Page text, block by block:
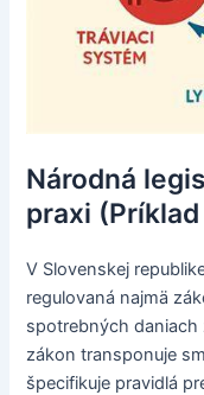
Národná
praxi
V Slovenskej
regulovaná najmä
spotrebných
zákon transponuje
špecifikuje pravidlá